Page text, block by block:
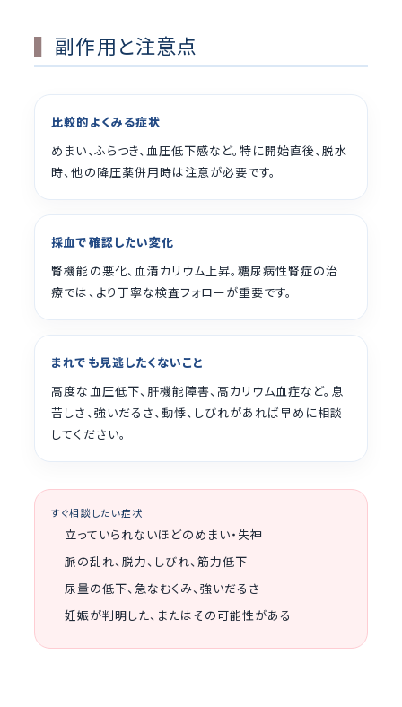
副作用と注意点
比較的よくみる症状
めまい、ふらつき、血圧低下感など。特に開始直後、脱水
時、他の降圧薬併用時は注意が必要です。
採血で確認したい変化
腎機能の悪化、血清カリウム上昇。糖尿病性腎症の治
療では、より丁寧な検査フォローが重要です。
まれでも見逃したくないこと
高度な血圧低下、肝機能障害、高カリウム血症など。息
苦しさ、強いだるさ、動悸、しびれがあれば早めに相談
してください。
すぐ相談したい症状
立っていられないほどのめまい・失神
脈の乱れ、脱力、しびれ、筋力低下
尿量の低下、急なむくみ、強いだるさ
妊娠が判明した、またはその可能性がある